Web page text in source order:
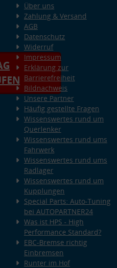
Über uns
Zahlung & Versand
AGB
Datenschutz
Widerruf
Impressum
Erklärung zur
Barrierefreiheit
Bildnachweis
Unsere Partner
Häufig gestellte Fragen
Wissenswertes rund um
Querlenker
Wissenswertes rund ums
Fahrwerk
Wissenswertes rund ums
Radlager
Wissenswertes rund um
Kupplungen
Special Parts: Auto-Tuning
bei AUTOPARTNER24
Was ist HPS - High
Performance Standard?
EBC-Bremse richtig
Einbremsen
Runter im Hof